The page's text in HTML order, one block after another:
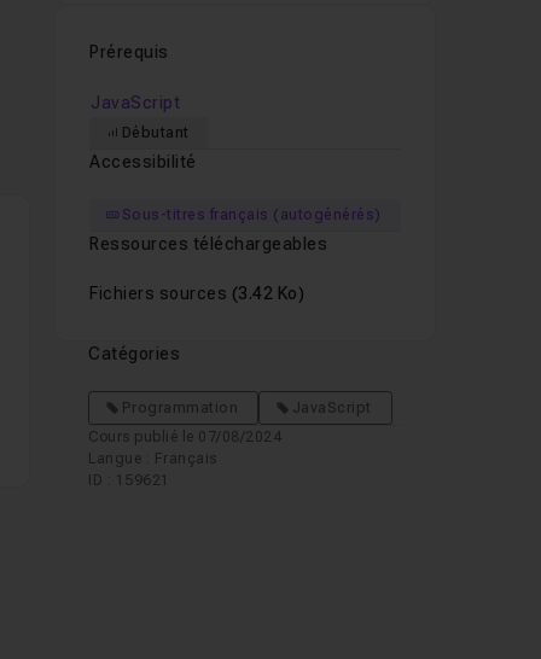
Prérequis
JavaScript
Débutant
Accessibilité
Sous-titres français (autogénérés)
Ressources téléchargeables
Fichiers sources (3.42 Ko)
Catégories
Programmation
JavaScript
Cours publié le 07/08/2024
Langue : Français
ID : 159621